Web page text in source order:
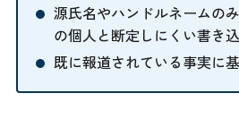
源氏名やハンドルネームの
の個人と断定しにくい書き
既に報道されている事実に